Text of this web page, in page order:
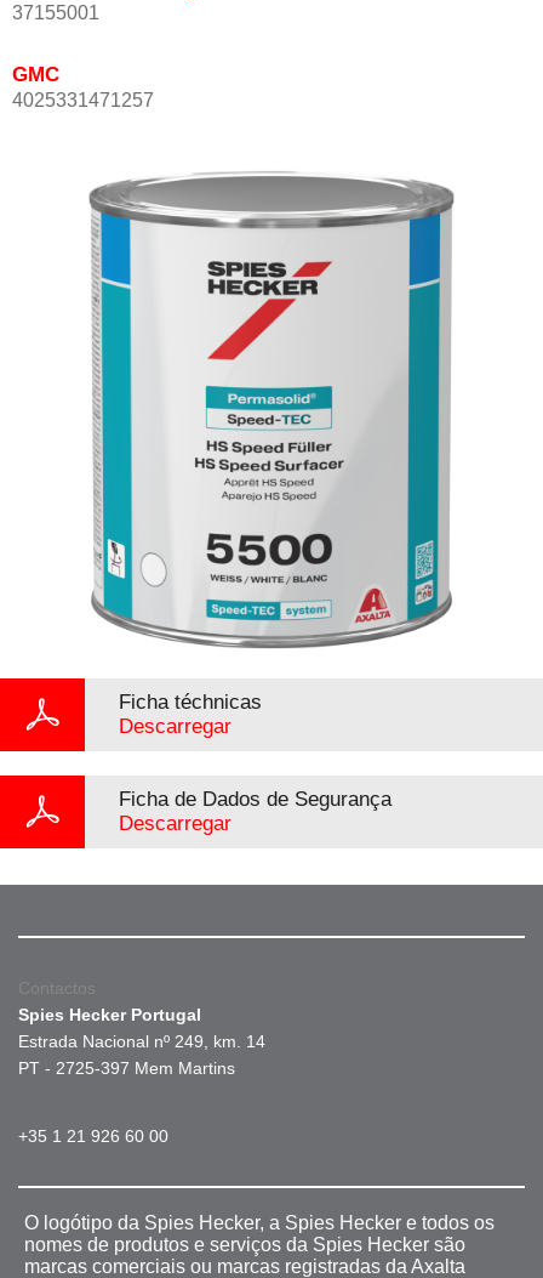
37155001
GMC
4025331471257
Ficha téchnicas
Descarregar
Ficha de Dados de Segurança
Descarregar
Contactos
Spies Hecker Portugal
Estrada Nacional nº 249, km. 14
PT - 2725-397 Mem Martins
+35 1 21 926 60 00
O logótipo da Spies Hecker, a Spies Hecker e todos os
nomes de produtos e serviços da Spies Hecker são
marcas comerciais ou marcas registradas da Axalta